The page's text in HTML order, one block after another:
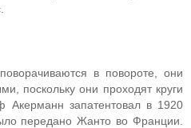
в повороте, они
поскольку они проходят круги
запатентовал в 1920
передано Жанто во Франции.